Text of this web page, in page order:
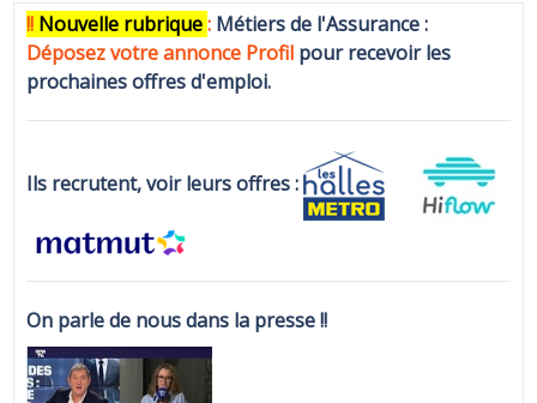
!! Nouvelle rubrique: Métiers de l'Assurance :
Déposez votre annonce Profil pour recevoir les
prochaines offres d'emploi.
Ils recrutent, voir leurs offres :
On parle de nous dans la presse !!